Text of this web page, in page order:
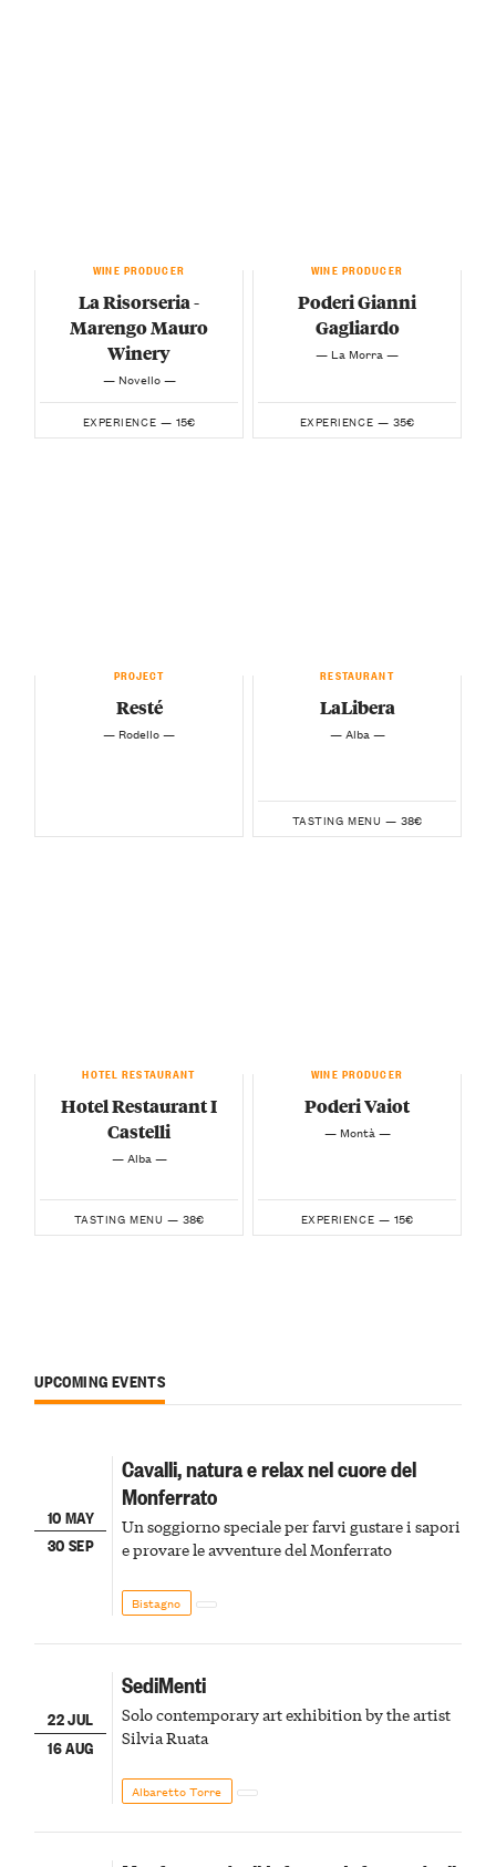
WINE PRODUCER
La Risorseria -
Marengo Mauro
Winery
— Novello —
EXPERIENCE — 15€
WINE PRODUCER
Poderi Gianni
Gagliardo
— La Morra —
EXPERIENCE — 35€
PROJECT
Resté
— Rodello —
RESTAURANT
LaLibera
— Alba —
TASTING MENU — 38€
HOTEL RESTAURANT
Hotel Restaurant I
Castelli
— Alba —
TASTING MENU — 38€
WINE PRODUCER
Poderi Vaiot
— Montà —
EXPERIENCE — 15€
UPCOMING EVENTS
10 MAY
30 SEP
Cavalli, natura e relax nel cuore del
Monferrato
Un soggiorno speciale per farvi gustare i sapori
e provare le avventure del Monferrato
Bistagno
22 JUL
16 AUG
SediMenti
Solo contemporary art exhibition by the artist
Silvia Ruata
Albaretto Torre